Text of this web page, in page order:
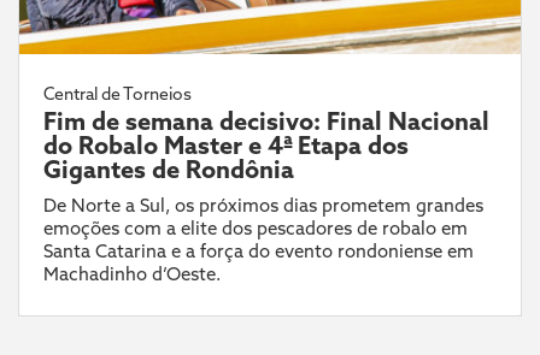
Central de Torneios
Fim de semana decisivo: Final Nacional
do Robalo Master e 4ª Etapa dos
Gigantes de Rondônia
De Norte a Sul, os próximos dias prometem grandes
emoções com a elite dos pescadores de robalo em
Santa Catarina e a força do evento rondoniense em
Machadinho d’Oeste.